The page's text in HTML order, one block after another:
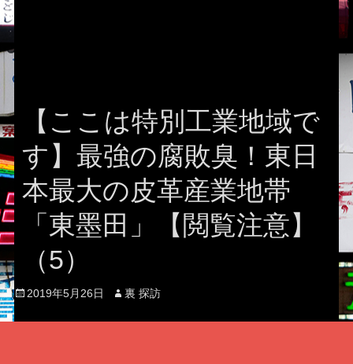
【ここは特別工業地域で
す】最強の腐敗臭！東日
本最大の皮革産業地帯
「東墨田」【閲覧注意】
（5）
Posted
on
2019年5月26日 Author
裏 探訪